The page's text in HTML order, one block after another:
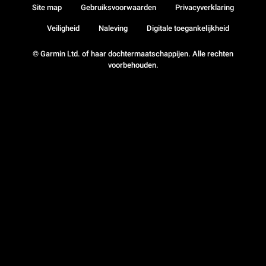
© Garmin Ltd. of haar dochtermaatschappijen. Alle rechten
voorbehouden.
Site map Gebruiksvoorwaarden Privacyverklaring
Veiligheid Naleving Digitale toegankelijkheid